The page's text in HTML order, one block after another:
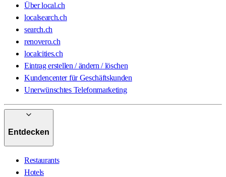
Über local.ch
localsearch.ch
search.ch
renovero.ch
localcities.ch
Eintrag erstellen / ändern / löschen
Kundencenter für Geschäftskunden
Unerwünschtes Telefonmarketing
Entdecken
Restaurants
Hotels